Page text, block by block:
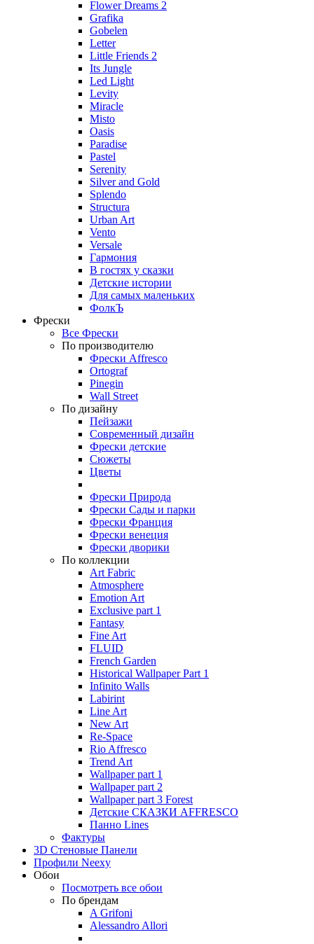
Flower Dreams 2
Grafika
Gobelen
Letter
Little Friends 2
Its Jungle
Led Light
Levity
Miracle
Misto
Oasis
Paradise
Pastel
Serenity
Silver and Gold
Splendo
Structura
Urban Art
Vento
Versale
Гармония
В гостях у сказки
Детские истории
Для самых маленьких
ФолкЪ
Фрески
Все Фрески
По производителю
Фрески Affresco
Ortograf
Pinegin
Wall Street
По дизайну
Пейзажи
Современный дизайн
Фрески детские
Сюжеты
Цветы
Фрески Природа
Фрески Сады и парки
Фрески Франция
Фрески венеция
Фрески дворики
По коллекции
Art Fabric
Atmosphere
Emotion Art
Exclusive part 1
Fantasy
Fine Art
FLUID
French Garden
Historical Wallpaper Part 1
Infinito Walls
Labirint
Line Art
New Art
Re-Space
Rio Affresco
Trend Art
Wallpaper part 1
Wallpaper part 2
Wallpaper part 3 Forest
Детские СКАЗКИ AFFRESCO
Панно Lines
Фактуры
3D Стеновые Панели
Профили Neexy
Обои
Посмотреть все обои
По брендам
A Grifoni
Alessandro Allori